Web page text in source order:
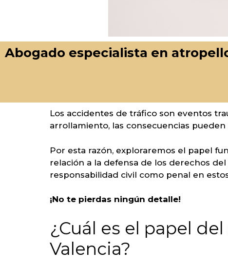
Abogado especialista en
Los accidentes de tráfico son eventos
arrollamiento, las consecuencias
Por esta razón, exploraremos el papel
relación a la defensa de los derechos
responsabilidad civil como penal en
¡No te pierdas ningún detalle!
¿Cuál es el papel
Valencia?